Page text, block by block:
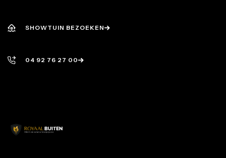
SHOWTUIN BEZOEKEN
04 92 76 27 00